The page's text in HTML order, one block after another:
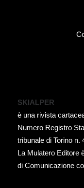
SKIALPER
è una rivista
Numero Registro
tribunale di Torino n.
La Mulatero Editore
di Comunicazione